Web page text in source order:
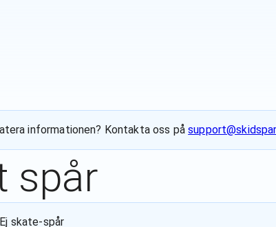
informationen? Kontakta oss på
spår
Ej skate-spår